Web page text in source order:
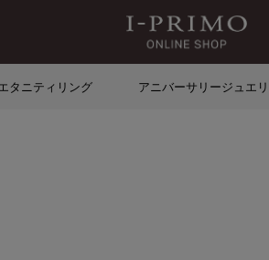
タニティリング アニバーサリージュエ